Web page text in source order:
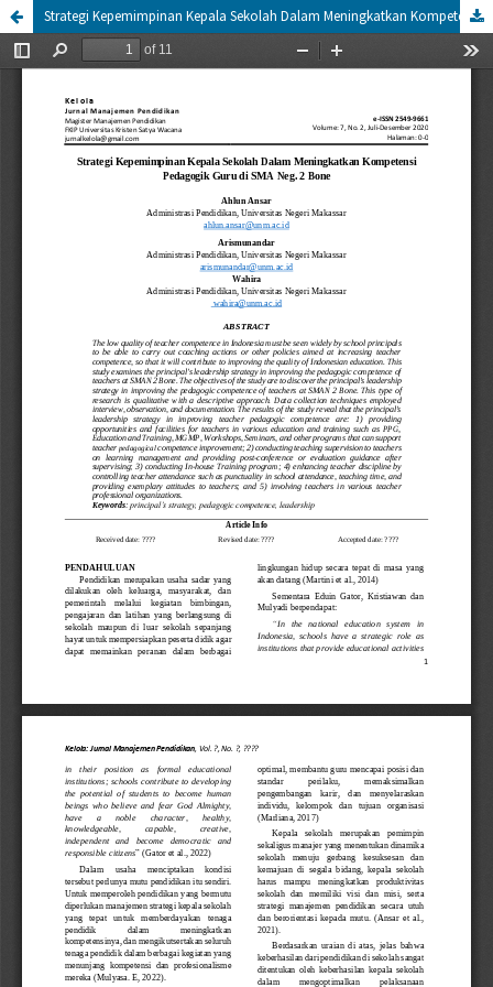
Strategi Kepemimpinan Kepala Sekolah Dalam Meningkatkan Kompetensi Pedagogik Guru di SMA Negeri 2 Bone